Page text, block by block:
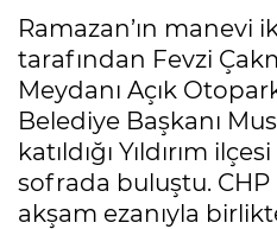
Ramazan’ın
tarafından Fevzi
Meydanı Açık
Belediye Başkanı
katıldığı Yıldırım
sofrada buluştu. CHP
akşam ezanıyla